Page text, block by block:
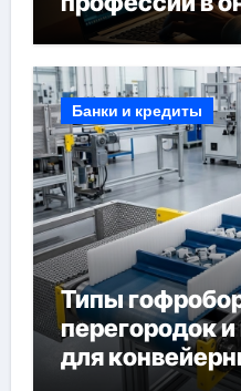
Банки и кредиты
Типы
перегородок
для